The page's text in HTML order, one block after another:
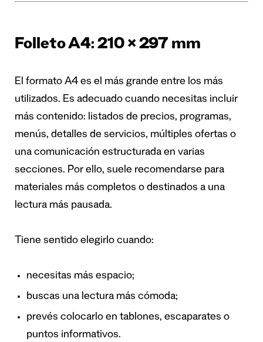
Folleto A4: 210 × 297 mm
El formato A4 es el más grande entre los más
utilizados. Es adecuado cuando necesitas incluir
más contenido: listados de precios, programas,
menús, detalles de servicios, múltiples ofertas o
una comunicación estructurada en varias
secciones. Por ello, suele recomendarse para
materiales más completos o destinados a una
lectura más pausada.
Tiene sentido elegirlo cuando:
necesitas más espacio;
buscas una lectura más cómoda;
prevés colocarlo en tablones, escaparates o
puntos informativos.